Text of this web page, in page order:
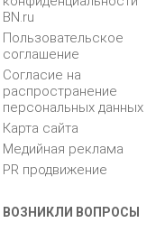
BN.ru
Пользовательское
соглашение
Согласие на
распространение
персональных данных
Карта сайта
Медийная реклама
PR продвижение
ВОЗНИКЛИ ВОПРОСЫ